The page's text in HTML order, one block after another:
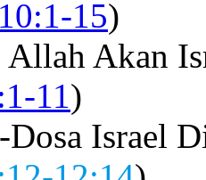
15)
Allah Akan
11)
Dosa Israel